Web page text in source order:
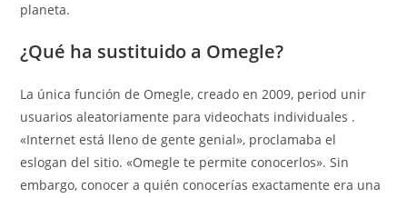
planeta.
¿Qué ha sustituido a Omegle?
La única función de Omegle, creado en 2009, period unir
usuarios aleatoriamente para videochats individuales .
«Internet está lleno de gente genial», proclamaba el
eslogan del sitio. «Omegle te permite conocerlos». Sin
embargo, conocer a quién conocerías exactamente era una